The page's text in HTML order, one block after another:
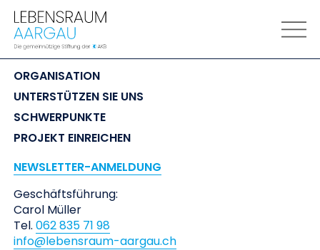
LEBENSRAUM
AARGAU
ORGANISATION
UNTERSTÜTZEN SIE UNS
SCHWERPUNKTE
PROJEKT EINREICHEN
NEWSLETTER-ANMELDUNG
Geschäftsführung:
Carol Müller
Tel. 062 835 71 98
info@lebensraum-aargau.ch